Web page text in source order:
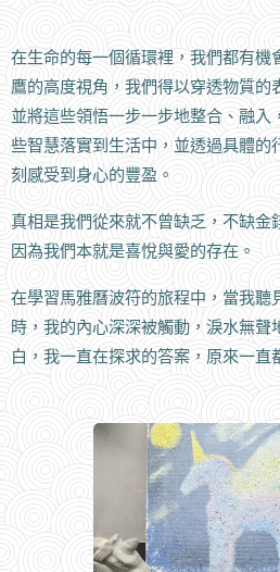
在生命的每一個循環裡，我們都有機
鷹的高度視角，我們得以穿透物質的
並將這些領悟一步一步地整合、融入
些智慧落實到生活中，並透過具體的
刻感受到身心的豐盈。
真相是我們從來就不曾缺乏，不缺金
因為我們本就是喜悅與愛的存在。
在學習馬雅曆波符的旅程中，當我聽
時，我的內心深深被觸動，淚水無聲
白，我一直在探求的答案，原來一直